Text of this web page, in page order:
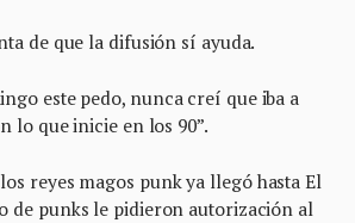
de que la difusión sí ayuda.
este pedo, nunca creí que iba a
lo que inicie en los 90”.
reyes magos punk ya llegó hasta El
de punks le pidieron autorización al